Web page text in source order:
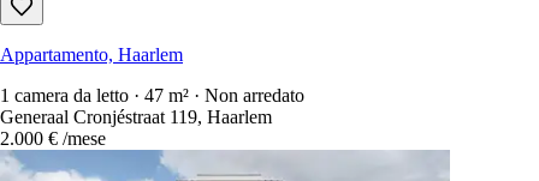
Appartamento, Haarlem
1 camera da letto · 47 m² · Non arredato
Generaal Cronjéstraat 119, Haarlem
2.000 € /mese